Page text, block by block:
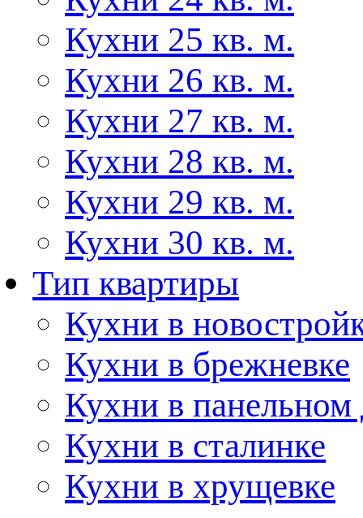
Кухни 25 кв. м.
Кухни 26 кв. м.
Кухни 27 кв. м.
Кухни 28 кв. м.
Кухни 29 кв. м.
Кухни 30 кв. м.
Тип квартиры
Кухни в
Кухни в брежневке
Кухни в панельном
Кухни в сталинке
Кухни в хрущевке